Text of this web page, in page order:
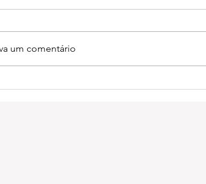
um comentário